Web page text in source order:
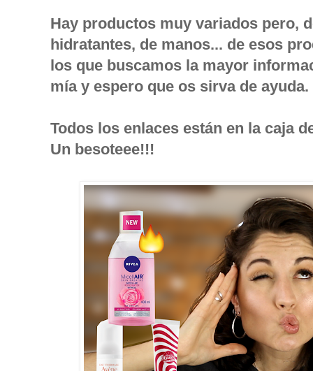
Hay productos muy variados pero,
hidratantes, de manos... de esos
los que buscamos la mayor
mía y espero que os sirva de ayuda.
Todos los enlaces están en la caja
Un besoteee!!!